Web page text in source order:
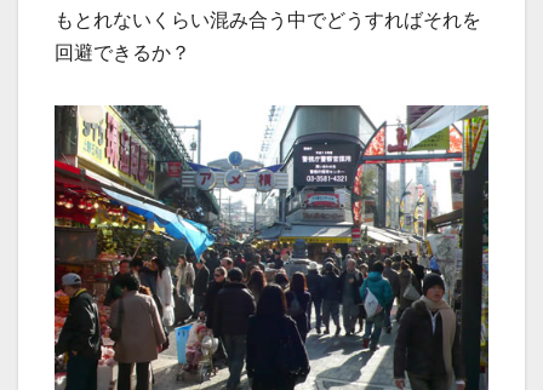
もとれないくらい混み合う中でどうすればそれを
回避できるか？